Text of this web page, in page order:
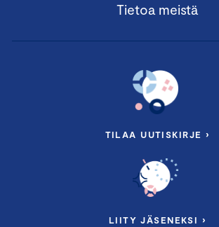
Tietoa meistä
TILAA UUTISKIRJE ›
LIITY JÄSENEKSI ›